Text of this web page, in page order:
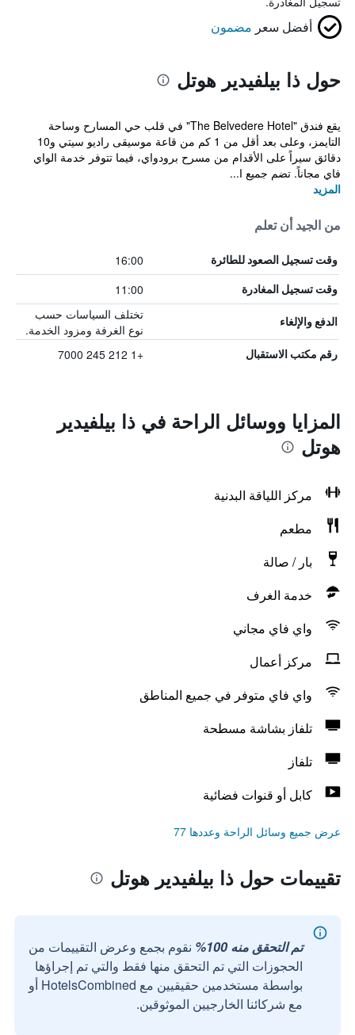
أفضل سعر مضمون
حول ذا بيلفيدير هوتل
يقع فندق "The Belvedere Hotel" في قلب حي المسارح وساحة
التايمز، وعلى بعد أقل من 1 كم من قاعة موسيقى راديو سيتي و10
دقائق سيراً على الأقدام من مسرح برودواي، فيما تتوفر خدمة الواي
فاي مجاناً. تضم جميع ا...
المزيد
من الجيد أن تعلم
وقت تسجيل الصعود للطائرة 16:00
وقت تسجيل المغادرة 11:00
الدفع والإلغاء
تختلف السياسات حسب
نوع الغرفة ومزود الخدمة.
رقم مكتب الاستقبال +1 212 245 7000
المزايا ووسائل الراحة في ذا بيلفيدير
هوتل
مركز اللياقة البدنية
مطعم
بار / صالة
خدمة الغرف
واي فاي مجاني
مركز أعمال
واي فاي متوفر في جميع المناطق
تلفاز بشاشة مسطحة
تلفاز
كابل أو قنوات فضائية
عرض جميع وسائل الراحة وعددها 77
تقييمات حول ذا بيلفيدير هوتل
تم التحقق منه 100%
نقوم بجمع وعرض التقييمات من
الحجوزات التي تم التحقق منها فقط والتي تم إجراؤها
بواسطة مستخدمين حقيقيين مع HotelsCombined أو
مع شركائنا الخارجيين الموثوقين.